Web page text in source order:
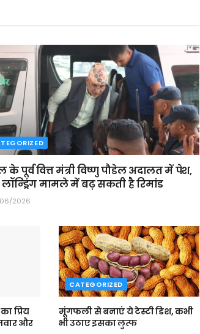
के पूर्व वित्त मंत्री विष्णु पौडेल अदालत में पेश,
मामले में बढ़ सकती है रिमांड
2026
प्रिय
और
CATEGORIZED
मूंगफली से बनाएं ये टेस्टी डिश, कभी
भी उठाए इसका लुत्फ